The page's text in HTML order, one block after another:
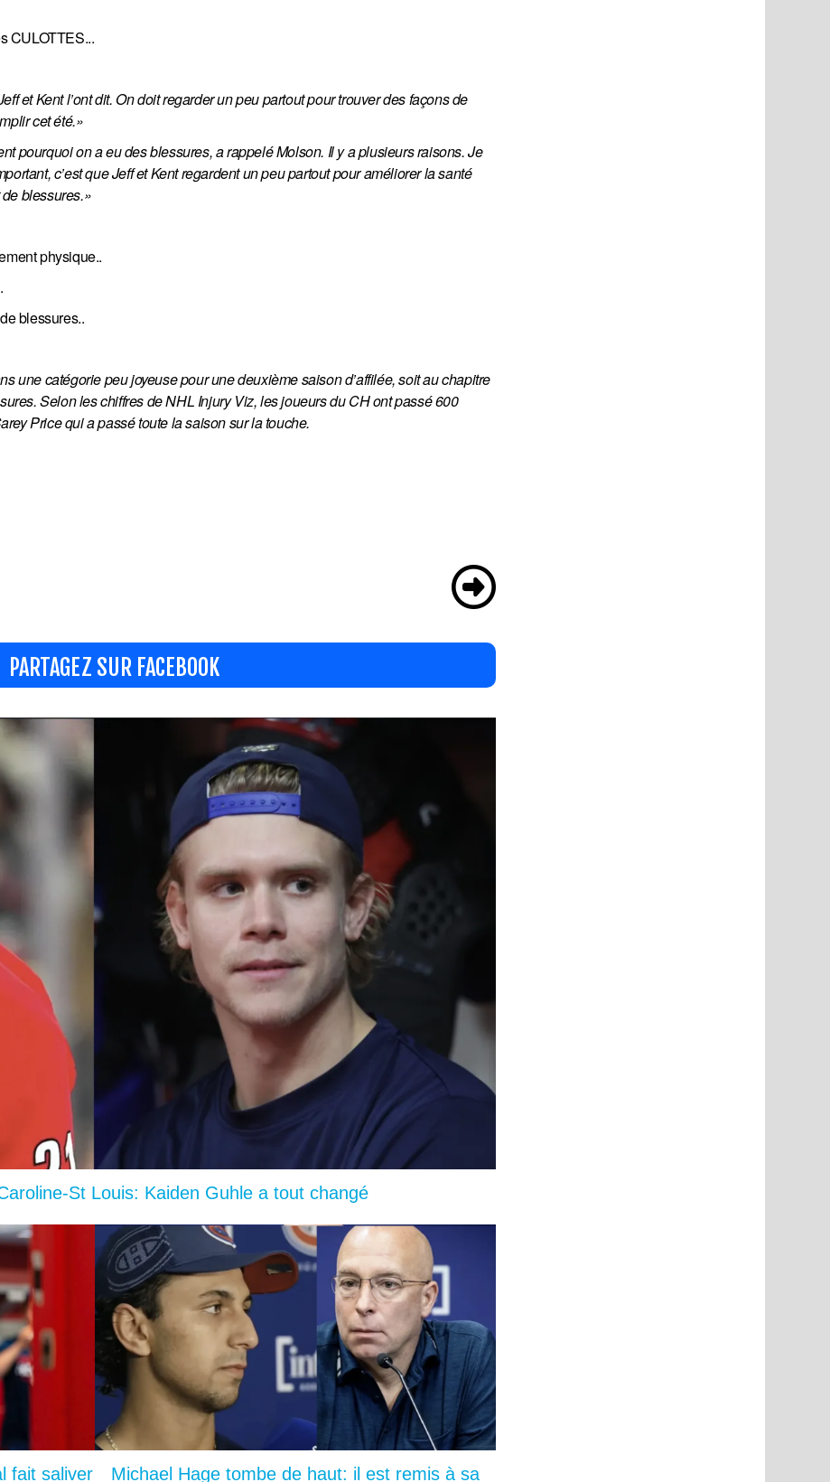
CULOTTES...
et Kent l’ont dit. On doit regarder un peu partout pour trouver des façons de
cet été.»
pourquoi on a eu des blessures, a rappelé Molson. Il y a plusieurs raisons. Je
c’est que Jeff et Kent regardent un peu partout pour améliorer la santé
blessures.»
physique..
blessures..
une catégorie peu joyeuse pour une deuxième saison d’affilée, soit au chapitre
Selon les chiffres de NHL Injury Viz, les joueurs du CH ont passé 600
Price qui a passé toute la saison sur la touche.
PARTAGEZ SUR FACEBOOK
St Louis: Kaiden Guhle a tout changé
fait saliver Michael Hage tombe de haut: il est remis à sa